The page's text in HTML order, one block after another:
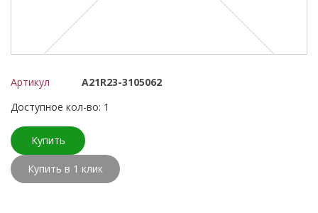
Артикул
А21R23-3105062
Доступное кол-во: 1
Купить
Купить в 1 клик